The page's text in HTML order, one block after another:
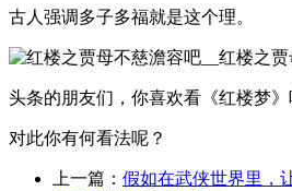
古人强调多子多福就是这个理。
头条的朋友们，你喜欢看《红楼梦》
对此你有何看法呢？
上一篇： 假如在武侠世界里，